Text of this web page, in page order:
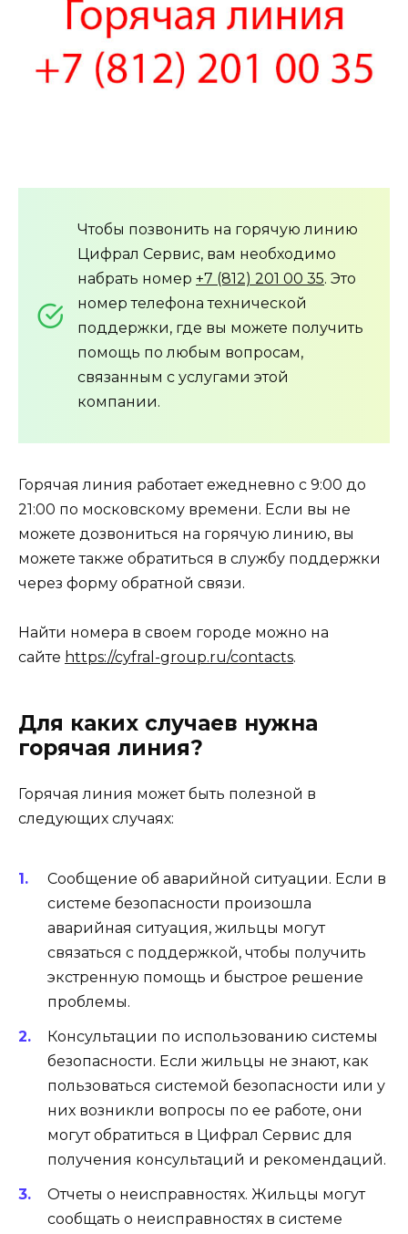
Чтобы позвонить на горячую линию
Цифрал Сервис, вам необходимо
набрать номер +7 (812) 201 00 35. Это
номер телефона технической
поддержки, где вы можете получить
помощь по любым вопросам,
связанным с услугами этой
компании.
Горячая линия работает ежедневно с 9:00 до
21:00 по московскому времени. Если вы не
можете дозвониться на горячую линию, вы
можете также обратиться в службу поддержки
через форму обратной связи.
Найти номера в своем городе можно на
сайте https://cyfral-group.ru/contacts.
Для каких случаев нужна
горячая линия?
Горячая линия может быть полезной в
следующих случаях:
Сообщение об аварийной ситуации. Если в
системе безопасности произошла
аварийная ситуация, жильцы могут
связаться с поддержкой, чтобы получить
экстренную помощь и быстрое решение
проблемы.
Консультации по использованию системы
безопасности. Если жильцы не знают, как
пользоваться системой безопасности или у
них возникли вопросы по ее работе, они
могут обратиться в Цифрал Сервис для
получения консультаций и рекомендаций.
Отчеты о неисправностях. Жильцы могут
сообщать о неисправностях в системе